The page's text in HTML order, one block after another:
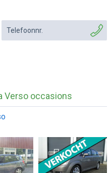
Telefoonnr.
Verso occasions